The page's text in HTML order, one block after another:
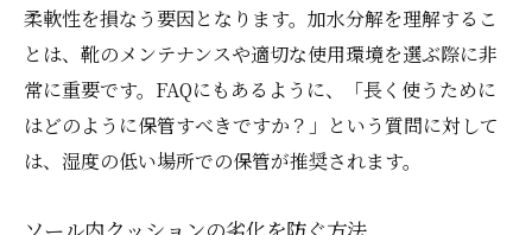
柔軟性を損なう要因となります。加水分解を理解するこ
とは、靴のメンテナンスや適切な使用環境を選ぶ際に非
常に重要です。FAQにもあるように、「長く使うために
はどのように保管すべきですか？」という質問に対して
は、湿度の低い場所での保管が推奨されます。